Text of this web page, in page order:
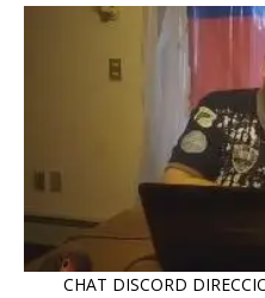
CHAT DISCORD